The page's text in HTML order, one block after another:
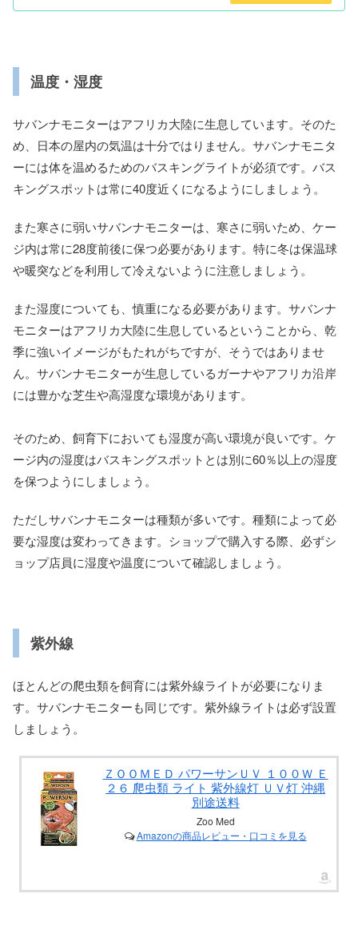
温度・湿度
サバンナモニターはアフリカ大陸に生息しています。そのた
め、日本の屋内の気温は十分ではりません。サバンナモニタ
ーには体を温めるためのバスキングライトが必須です。バス
キングスポットは常に40度近くになるようにしましょう。
また寒さに弱いサバンナモニターは、寒さに弱いため、ケー
ジ内は常に28度前後に保つ必要があります。特に冬は保温球
や暖突などを利用して冷えないように注意しましょう。
また湿度についても、慎重になる必要があります。サバンナ
モニターはアフリカ大陸に生息しているということから、乾
季に強いイメージがもたれがちですが、そうではありませ
ん。サバンナモニターが生息しているガーナやアフリカ沿岸
には豊かな芝生や高湿度な環境があります。
そのため、飼育下においても湿度が高い環境が良いです。ケ
ージ内の湿度はバスキングスポットとは別に60％以上の湿度
を保つようにしましょう。
ただしサバンナモニターは種類が多いです。種類によって必
要な湿度は変わってきます。ショップで購入する際、必ずシ
ョップ店員に湿度や温度について確認しましょう。
紫外線
ほとんどの爬虫類を飼育には紫外線ライトが必要になりま
す。サバンナモニターも同じです。紫外線ライトは必ず設置
しましょう。
ＺＯＯＭＥＤ パワーサンＵＶ １００Ｗ Ｅ
２６ 爬虫類 ライト 紫外線灯 ＵＶ灯 沖縄
別途送料
Zoo Med
Amazonの商品レビュー・口コミを見る